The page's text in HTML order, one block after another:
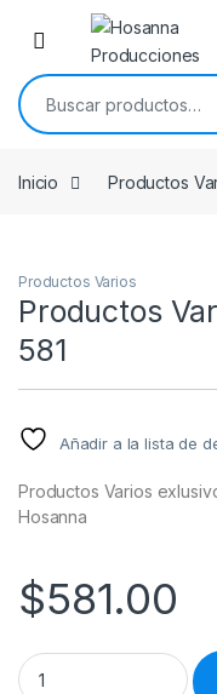
Skip to navigation
Skip to content
Buscar por:
Inicio Productos
Productos Varios
Productos
581
Añadir a la lista de
Productos Varios
Hosanna
$581.00
Productos Varios